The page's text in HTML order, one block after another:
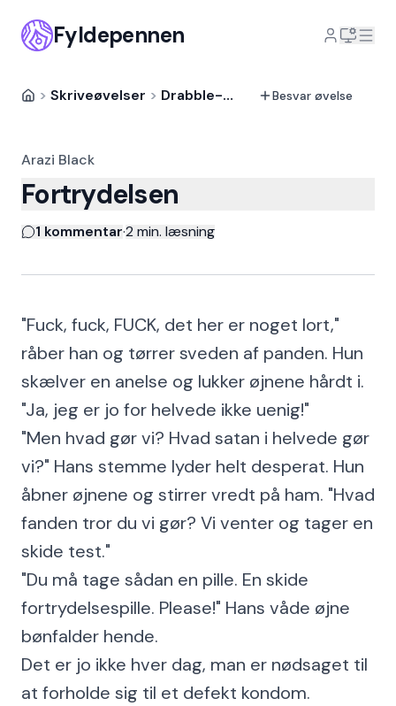
Fyldepennen
> Skriveøvelser > Drabble-action >Besvarelse
Besvar øvelse
Arazi Black
Fortrydelsen
1 kommentar·2 min. læsning
"Fuck, fuck, FUCK, det her er noget lort,"
råber han og tørrer sveden af panden. Hun
skælver en anelse og lukker øjnene hårdt i.
"Ja, jeg er jo for helvede ikke uenig!"
"Men hvad gør vi? Hvad satan i helvede gør
vi?" Hans stemme lyder helt desperat. Hun
åbner øjnene og stirrer vredt på ham. "Hvad
fanden tror du vi gør? Vi venter og tager en
skide test."
"Du må tage sådan en pille. En skide
fortrydelsespille. Please!" Hans våde øjne
bønfalder hende.
Det er jo ikke hver dag, man er nødsaget til
at forholde sig til et defekt kondom.